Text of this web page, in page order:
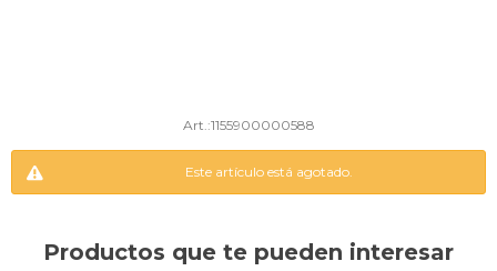
1155900000588
Este artículo está agotado.
Productos que te pueden interesar